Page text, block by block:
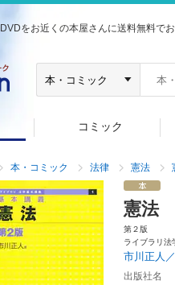
をお近くの本屋さんに送料無料でお
コミック
本・コミック 法律 憲法
憲法
第２版
ライブラリ
市川正人
出版社名